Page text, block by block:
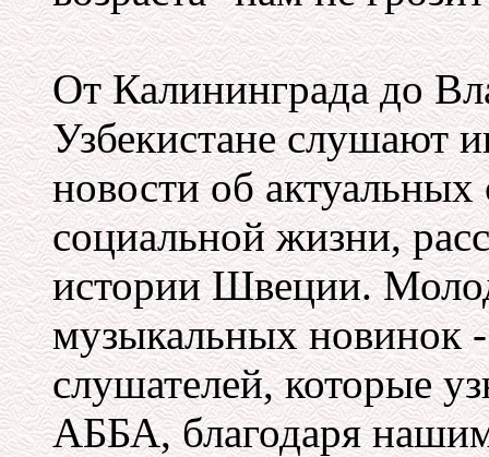
От Калининграда до
Узбекистане слушают
новости об
социальной жизни,
истории Швеции.
музыкальных новинок
слушателей, которые
АББА, благодаря